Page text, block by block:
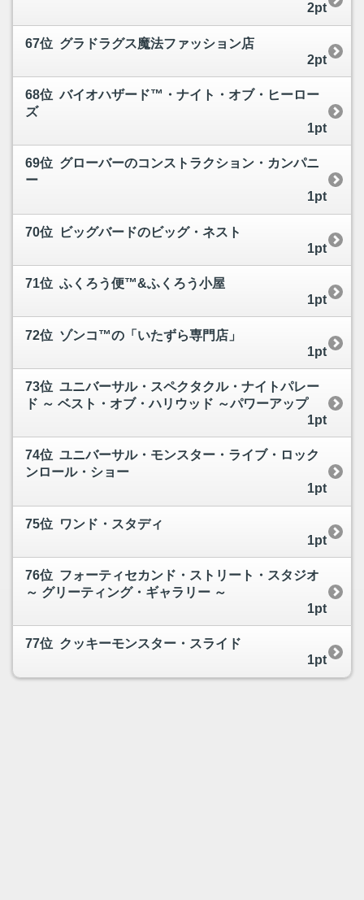
2pt
67位 グラドラグス魔法ファッション店
2pt
68位 バイオハザード™・ナイト・オブ・ヒーロー
ズ
1pt
69位 グローバーのコンストラクション・カンパニ
ー
1pt
70位 ビッグバードのビッグ・ネスト
1pt
71位 ふくろう便™&ふくろう小屋
1pt
72位 ゾンコ™の「いたずら専門店」
1pt
73位 ユニバーサル・スペクタクル・ナイトパレー
ド ～ ベスト・オブ・ハリウッド ～パワーアップ
1pt
74位 ユニバーサル・モンスター・ライブ・ロック
ンロール・ショー
1pt
75位 ワンド・スタディ
1pt
76位 フォーティセカンド・ストリート・スタジオ
～ グリーティング・ギャラリー ～
1pt
77位 クッキーモンスター・スライド
1pt